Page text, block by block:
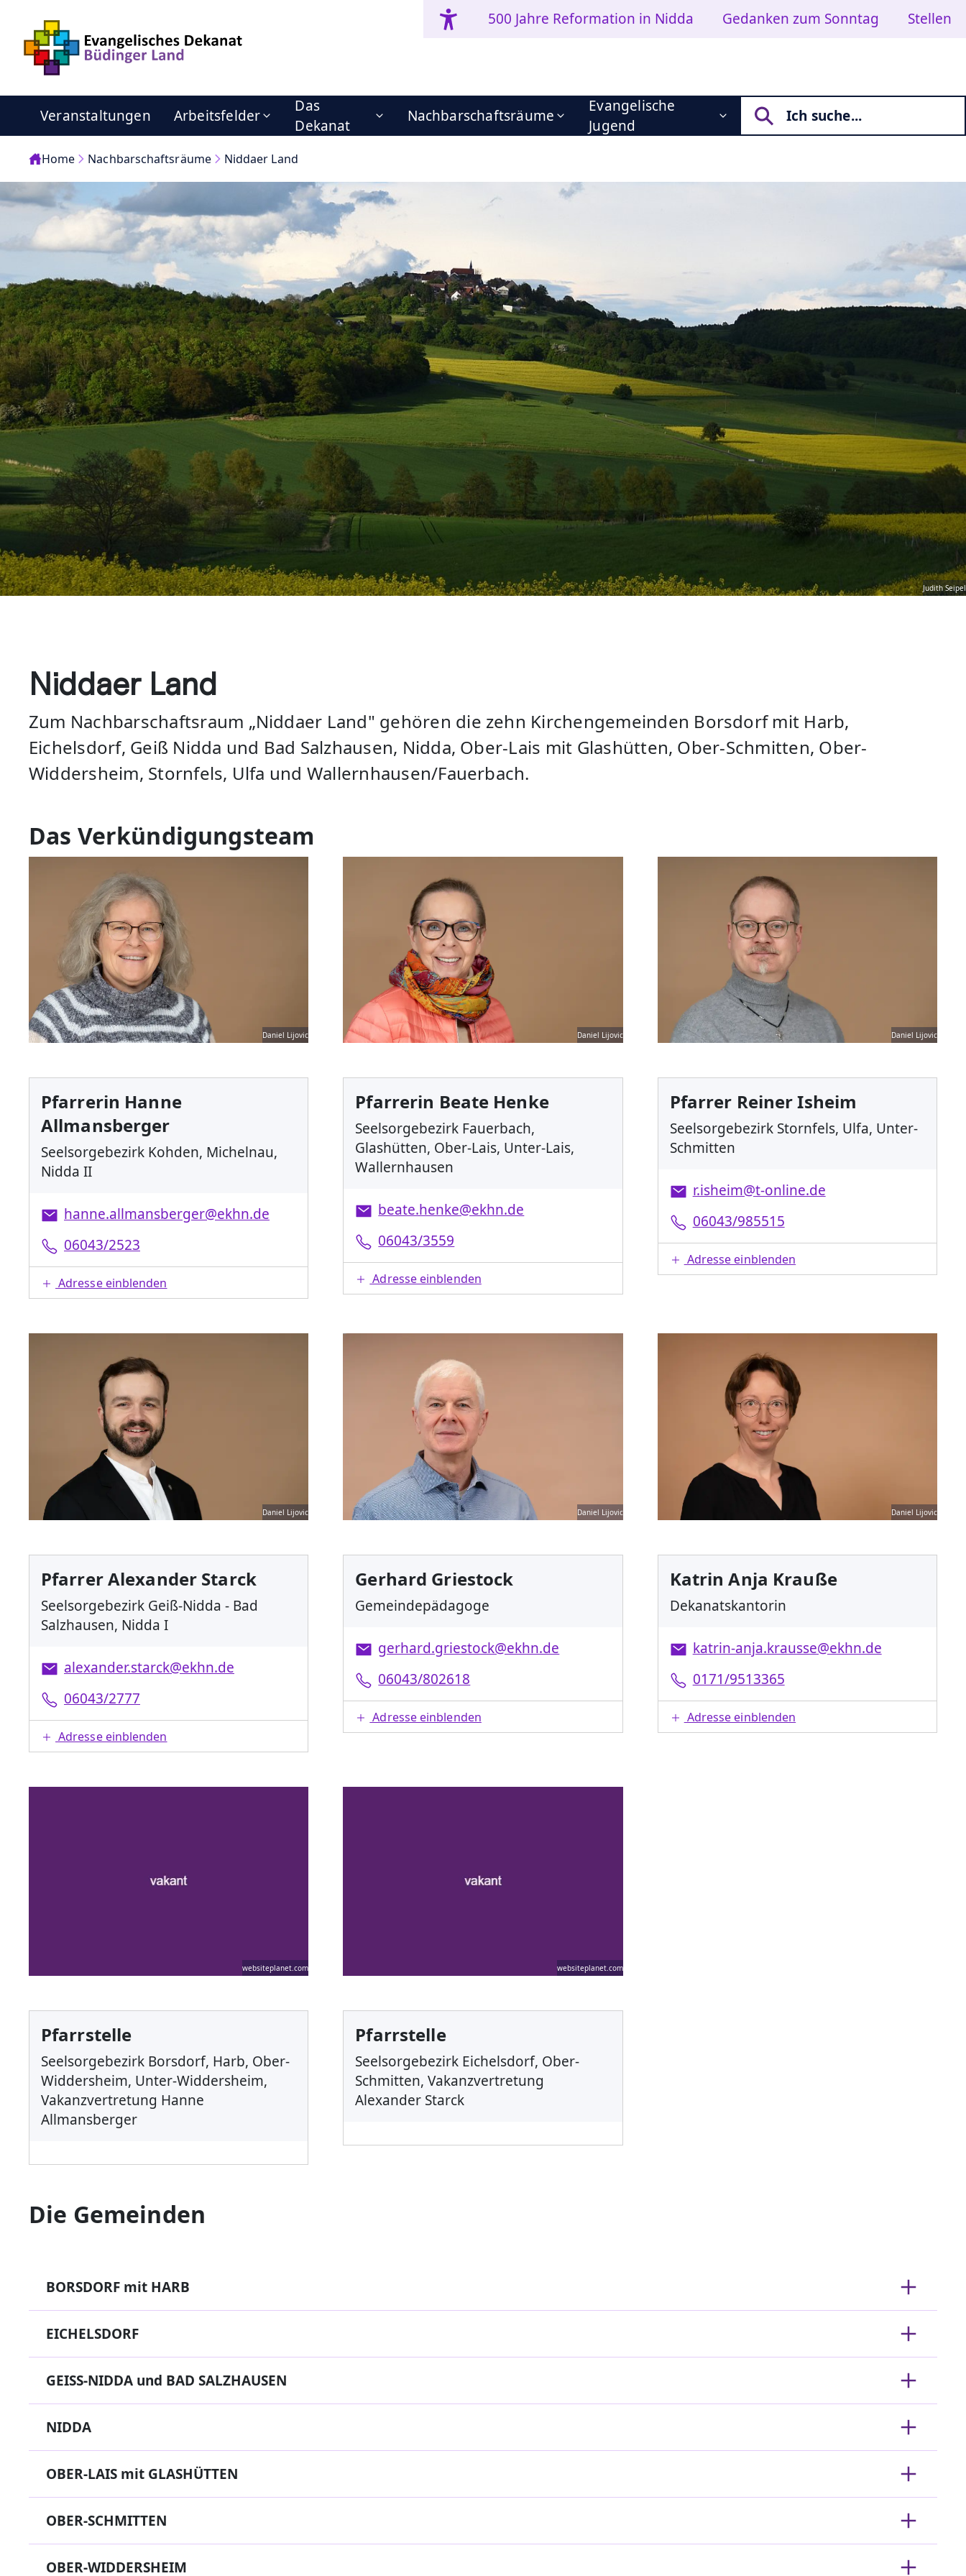
500 Jahre Reformation in Nidda Gedanken zum Sonntag Stellen
Veranstaltungen Arbeitsfelder
Das
Dekanat
Nachbarschaftsräume
Evangelische
Jugend
Home Nachbarschaftsräume Niddaer Land
Judith Seipel
Niddaer Land
Zum Nachbarschaftsraum „Niddaer Land" gehören die zehn Kirchengemeinden Borsdorf mit Harb,
Eichelsdorf, Geiß Nidda und Bad Salzhausen, Nidda, Ober-Lais mit Glashütten, Ober-Schmitten, Ober-
Widdersheim, Stornfels, Ulfa und Wallernhausen/Fauerbach.
Das Verkündigungsteam
Daniel Lijovic
Pfarrerin Hanne
Allmansberger
Seelsorgebezirk Kohden, Michelnau,
Nidda II
hanne.allmansberger@ekhn.de
06043/2523
Adresse einblenden
Daniel Lijovic
Pfarrerin Beate Henke
Seelsorgebezirk Fauerbach,
Glashütten, Ober-Lais, Unter-Lais,
Wallernhausen
beate.henke@ekhn.de
06043/3559
Adresse einblenden
Daniel Lijovic
Pfarrer Reiner Isheim
Seelsorgebezirk Stornfels, Ulfa, Unter-
Schmitten
r.isheim@t-online.de
06043/985515
Adresse einblenden
Daniel Lijovic
Pfarrer Alexander Starck
Seelsorgebezirk Geiß-Nidda - Bad
Salzhausen, Nidda I
alexander.starck@ekhn.de
06043/2777
Adresse einblenden
Daniel Lijovic
Gerhard Griestock
Gemeindepädagoge
gerhard.griestock@ekhn.de
06043/802618
Adresse einblenden
Daniel Lijovic
Katrin Anja Krauße
Dekanatskantorin
katrin-anja.krausse@ekhn.de
0171/9513365
Adresse einblenden
websiteplanet.com
Pfarrstelle
Seelsorgebezirk Borsdorf, Harb, Ober-
Widdersheim, Unter-Widdersheim,
Vakanzvertretung Hanne
Allmansberger
websiteplanet.com
Pfarrstelle
Seelsorgebezirk Eichelsdorf, Ober-
Schmitten, Vakanzvertretung
Alexander Starck
Die Gemeinden
BORSDORF mit HARB
EICHELSDORF
GEISS-NIDDA und BAD SALZHAUSEN
NIDDA
OBER-LAIS mit GLASHÜTTEN
OBER-SCHMITTEN
OBER-WIDDERSHEIM